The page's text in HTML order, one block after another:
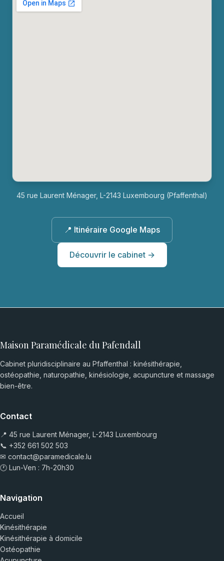
45 rue Laurent Ménager, L-2143 Luxembourg (Pfaffenthal)
📍 Itinéraire Google Maps
Découvrir le cabinet →
Maison Paramédicale du Pafendall
Cabinet pluridisciplinaire au Pfaffenthal : kinésithérapie,
ostéopathie, naturopathie, kinésiologie, acupuncture et massage
bien-être.
Contact
📍 45 rue Laurent Ménager, L-2143 Luxembourg
📞 +352 661 502 503
✉ contact@paramedicale.lu
🕐 Lun-Ven : 7h-20h30
Navigation
Accueil
Kinésithérapie
Kinésithérapie à domicile
Ostéopathie